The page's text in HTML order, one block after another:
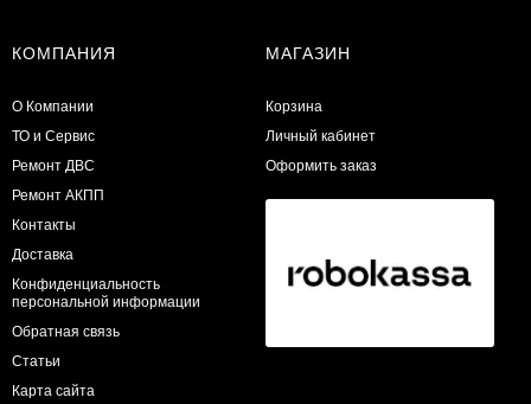
КОМПАНИЯ
О Компании
ТО и Сервис
​Ремонт ДВС
Ремонт АКПП
Контакты
Доставка
Конфиденциальность
персональной информации
Обратная связь
Статьи
Карта сайта
МАГАЗИН
Корзина
Личный кабинет
Оформить заказ